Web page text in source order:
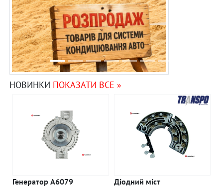
НОВИНКИ ПОКАЗАТИ ВСЕ »
Генератор A6079
Діодний міст